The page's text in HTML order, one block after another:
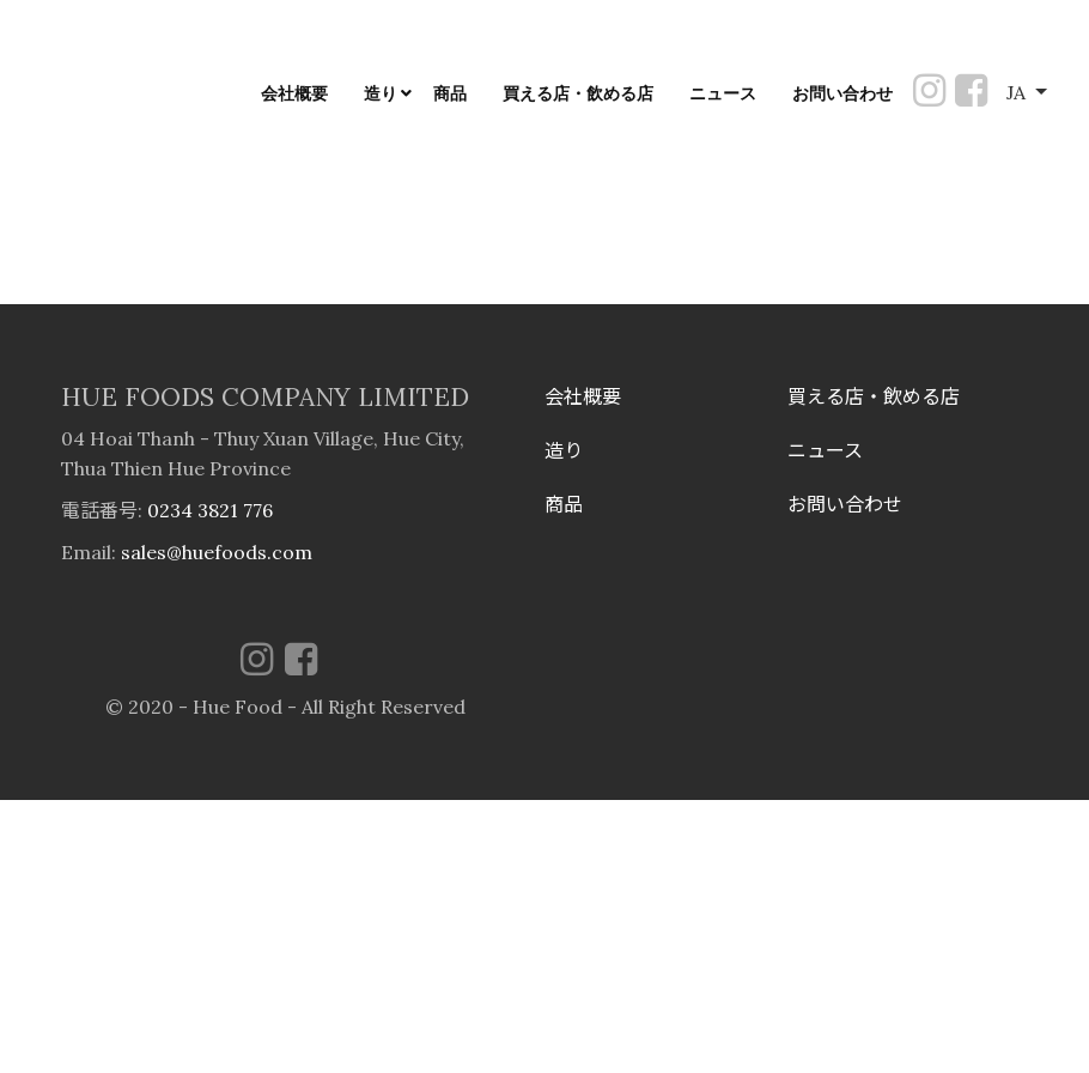
会社概要 造り 商品 買える店・飲める店 ニュース お問い合わせ JA
HUE FOODS COMPANY LIMITED
04 Hoai Thanh - Thuy Xuan Village, Hue City,
Thua Thien Hue Province
電話番号: 0234 3821 776
Email: sales@huefoods.com
会社概要
造り
商品
買える店・飲める店
ニュース
お問い合わせ
© 2020 - Hue Food - All Right Reserved